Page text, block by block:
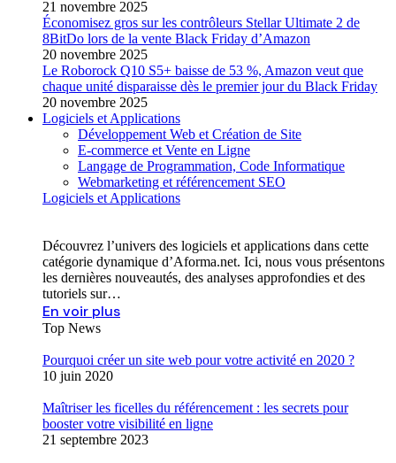
21 novembre 2025
Économisez gros sur les contrôleurs Stellar Ultimate 2 de
8BitDo lors de la vente Black Friday d’Amazon
20 novembre 2025
Le Roborock Q10 S5+ baisse de 53 %, Amazon veut que
chaque unité disparaisse dès le premier jour du Black Friday
20 novembre 2025
Logiciels et Applications
Développement Web et Création de Site
E-commerce et Vente en Ligne
Langage de Programmation, Code Informatique
Webmarketing et référencement SEO
Logiciels et Applications
Découvrez l’univers des logiciels et applications dans cette
catégorie dynamique d’Aforma.net. Ici, nous vous présentons
les dernières nouveautés, des analyses approfondies et des
tutoriels sur…
En voir plus
Top News
Pourquoi créer un site web pour votre activité en 2020 ?
10 juin 2020
Maîtriser les ficelles du référencement : les secrets pour
booster votre visibilité en ligne
21 septembre 2023